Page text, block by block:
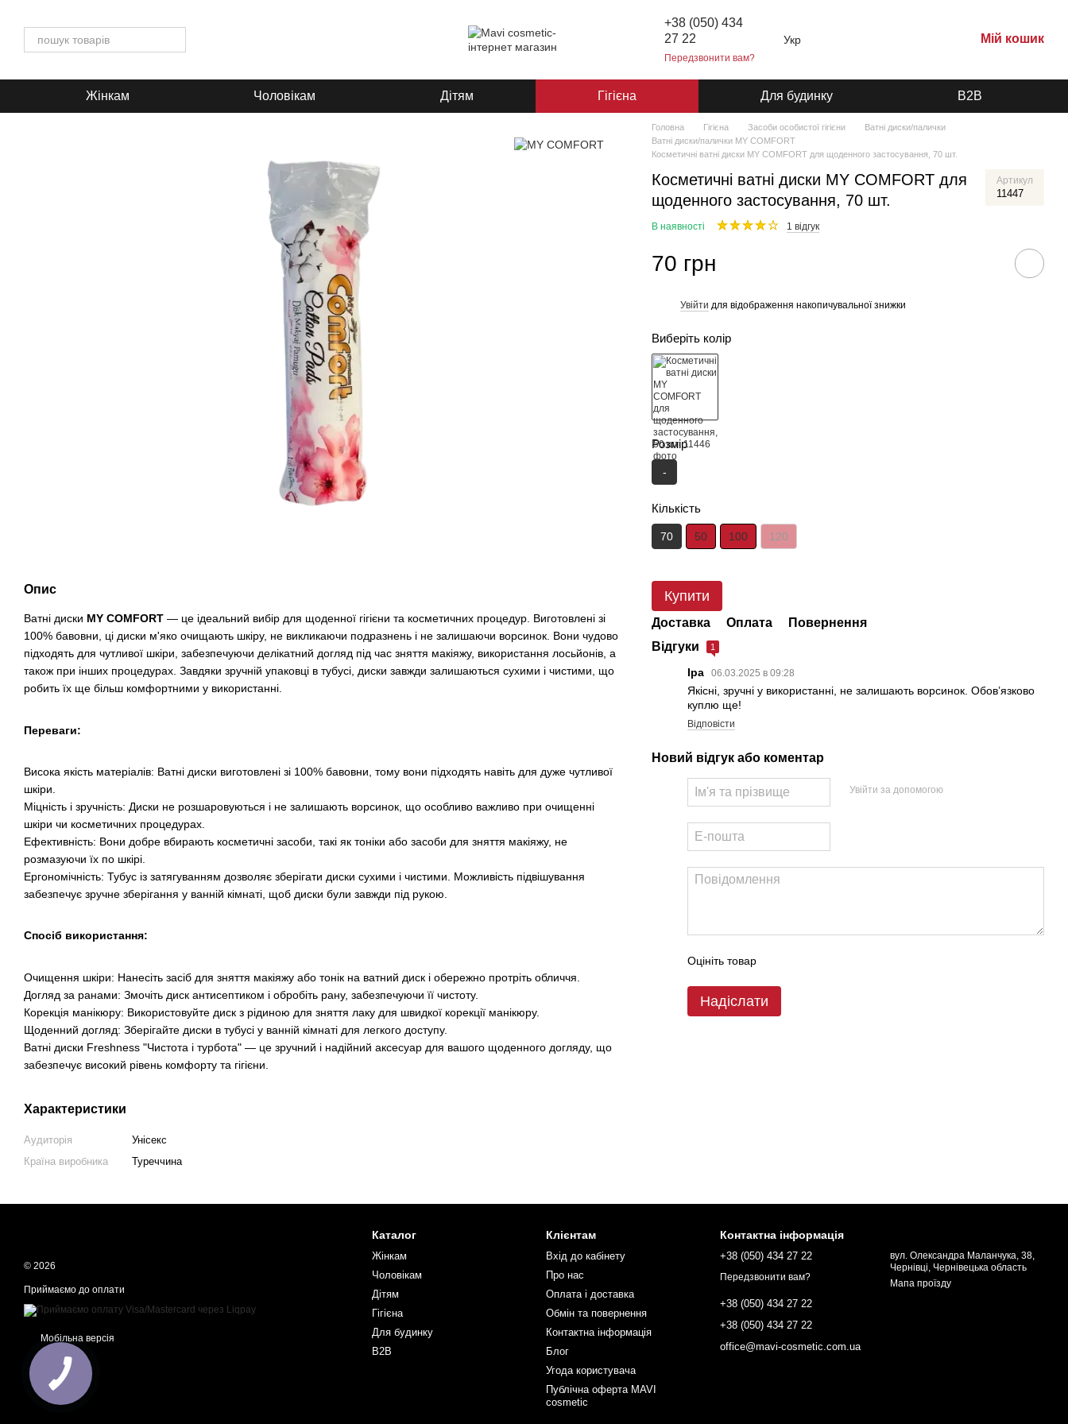
+38 (050) 434
27 22
Передзвонити вам?
Укр Мій кошик
Жінкам Чоловікам Дітям Гігієна Для будинку B2B
Опис
Ватні диски MY COMFORT — це ідеальний вибір для щоденної гігієни та косметичних процедур. Виготовлені зі
100% бавовни, ці диски м'яко очищають шкіру, не викликаючи подразнень і не залишаючи ворсинок. Вони чудово
підходять для чутливої шкіри, забезпечуючи делікатний догляд під час зняття макіяжу, використання лосьйонів, а
також при інших процедурах. Завдяки зручній упаковці в тубусі, диски завжди залишаються сухими і чистими, що
робить їх ще більш комфортними у використанні.
Переваги:
Висока якість матеріалів: Ватні диски виготовлені зі 100% бавовни, тому вони підходять навіть для дуже чутливої
шкіри.
Міцність і зручність: Диски не розшаровуються і не залишають ворсинок, що особливо важливо при очищенні
шкіри чи косметичних процедурах.
Ефективність: Вони добре вбирають косметичні засоби, такі як тоніки або засоби для зняття макіяжу, не
розмазуючи їх по шкірі.
Ергономічність: Тубус із затягуванням дозволяє зберігати диски сухими і чистими. Можливість підвішування
забезпечує зручне зберігання у ванній кімнаті, щоб диски були завжди під рукою.
Спосіб використання:
Очищення шкіри: Нанесіть засіб для зняття макіяжу або тонік на ватний диск і обережно протріть обличчя.
Догляд за ранами: Змочіть диск антисептиком і обробіть рану, забезпечуючи її чистоту.
Корекція манікюру: Використовуйте диск з рідиною для зняття лаку для швидкої корекції манікюру.
Щоденний догляд: Зберігайте диски в тубусі у ванній кімнаті для легкого доступу.
Ватні диски Freshness "Чистота і турбота" — це зручний і надійний аксесуар для вашого щоденного догляду, що
забезпечує високий рівень комфорту та гігієни.
Характеристики
Аудиторія
Унісекс
Країна виробника
Туреччина
Головна Гігієна Засоби особистої гігієни
Ватні диски/палички
Ватні диски/палички MY COMFORT
Косметичні ватні диски MY COMFORT для щоденного застосування, 70 шт.
Косметичні ватні диски MY COMFORT для
щоденного застосування, 70 шт.
Артикул
11447
В наявності 1 відгук
70 грн
Увійти для відображення накопичувальної знижки
Виберіть колір
Розмір
-
Кількість
70 50 100 120
Купити
Доставка Оплата
Повернення
Відгуки
1
Іра 06.03.2025 в 09:28
Якісні, зручні у використанні, не залишають ворсинок. Обов’язково
куплю ще!
Відповісти
Новий відгук або коментар
Увійти за допомогою
Оцініть товар
Надіслати
© 2026
Приймаємо до оплати
Мобільна версія
Каталог
Жінкам
Чоловікам
Дітям
Гігієна
Для будинку
B2B
Клієнтам
Вхід до кабінету
Про нас
Оплата і доставка
Обмін та повернення
Контактна інформація
Блог
Угода користувача
Публічна оферта MAVI
cosmetic
Контактна інформація
+38 (050) 434 27 22
Передзвонити вам?
+38 (050) 434 27 22
+38 (050) 434 27 22
office@mavi-cosmetic.com.ua
вул. Олександра Маланчука, 38,
Чернівці, Чернівецька область
Мапа проїзду